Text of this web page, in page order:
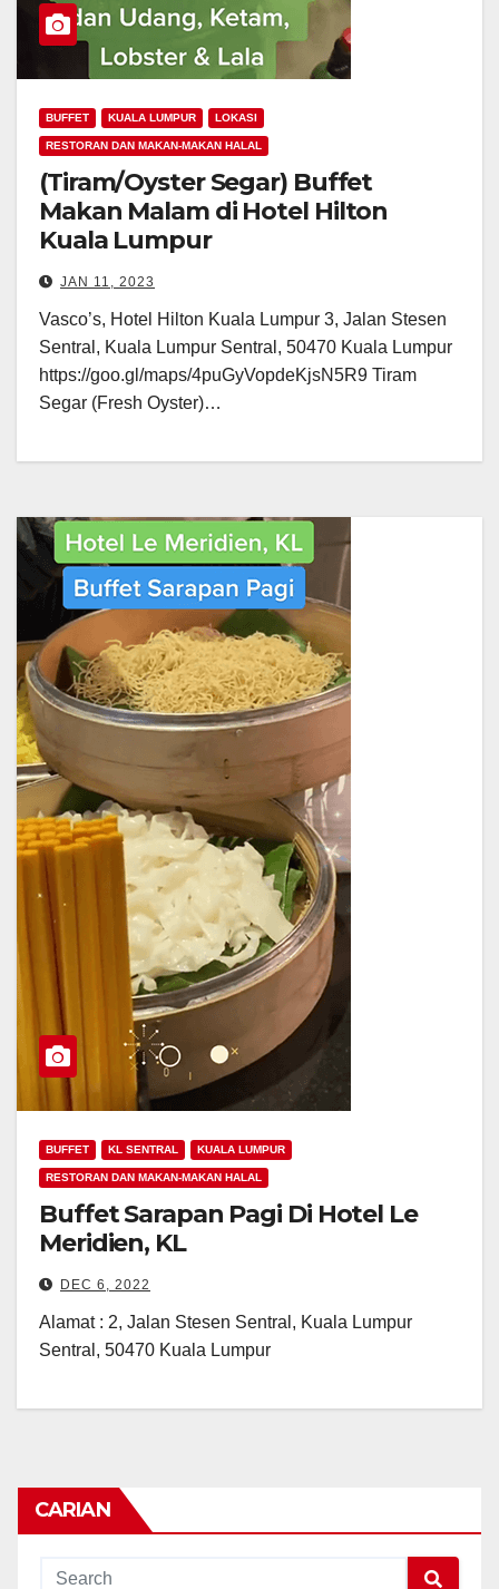
BUFFET KUALA LUMPUR LOKASI
RESTORAN DAN MAKAN-MAKAN HALAL
(Tiram/Oyster Segar) Buffet
Makan Malam di Hotel Hilton
Kuala Lumpur
JAN 11, 2023
Vasco’s, Hotel Hilton Kuala Lumpur 3, Jalan Stesen
Sentral, Kuala Lumpur Sentral, 50470 Kuala Lumpur
https://goo.gl/maps/4puGyVopdeKjsN5R9 Tiram
Segar (Fresh Oyster)…
BUFFET KL SENTRAL KUALA LUMPUR
RESTORAN DAN MAKAN-MAKAN HALAL
Buffet Sarapan Pagi Di Hotel Le
Meridien, KL
DEC 6, 2022
Alamat : 2, Jalan Stesen Sentral, Kuala Lumpur
Sentral, 50470 Kuala Lumpur
CARIAN